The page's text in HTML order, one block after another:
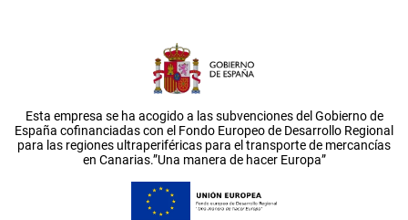
Esta empresa se ha acogido a las subvenciones del Gobierno de
España cofinanciadas con el Fondo Europeo de Desarrollo Regional
para las regiones ultraperiféricas para el transporte de mercancías
en Canarias.”Una manera de hacer Europa”